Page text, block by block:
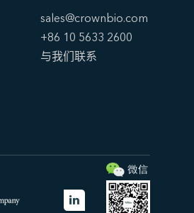
sales@crownbio.com
+86 10 5633 2600
与我们联系